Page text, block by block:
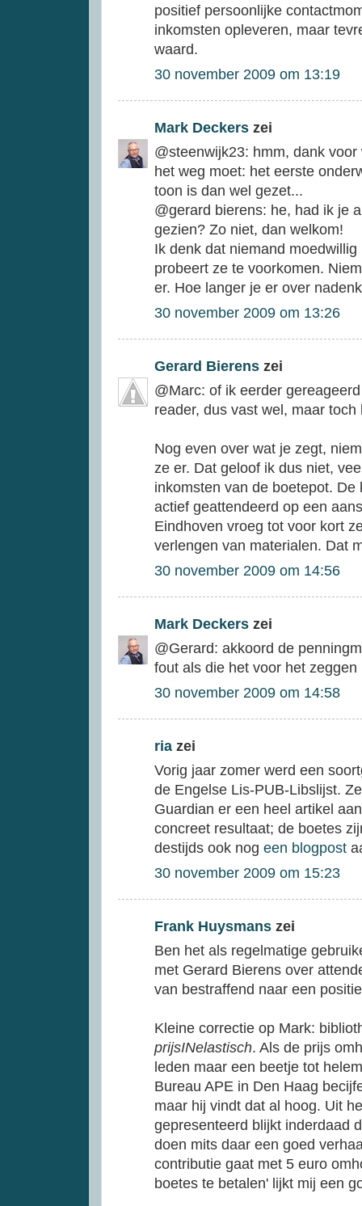
positief persoonlijke
inkomsten opleveren, maar
waard.
30 november 2009 om 13:19
Mark Deckers zei
@steenwijk23: hmm, dank
het weg moet: het eerste
toon is dan wel gezet...
@gerard bierens: he, had ik je
gezien? Zo niet, dan welkom!
Ik denk dat niemand
probeert ze te voorkomen.
er. Hoe langer je er over
30 november 2009 om 13:26
Gerard Bierens zei
@Marc: of ik eerder
reader, dus vast wel, maar
Nog even over wat je zegt,
ze er. Dat geloof ik dus niet,
inkomsten van de boetepot.
actief geattendeerd op een
Eindhoven vroeg tot voor kort
verlengen van materialen. Dat
30 november 2009 om 14:56
Mark Deckers zei
@Gerard: akkoord de
fout als die het voor het zeggen
30 november 2009 om 14:58
ria zei
Vorig jaar zomer werd een
de Engelse Lis-PUB-Libslijst.
Guardian er een heel artikel
concreet resultaat; de boetes
destijds ook nog een blogpost
30 november 2009 om 15:23
Frank Huysmans zei
Ben het als regelmatige
met Gerard Bierens over
van bestraffend naar een
Kleine correctie op Mark:
prijsINelastisch. Als de prijs
leden maar een beetje tot
Bureau APE in Den Haag
maar hij vindt dat al hoog. Uit
gepresenteerd blijkt inderdaad
doen mits daar een goed
contributie gaat met 5 euro
boetes te betalen' lijkt mij een